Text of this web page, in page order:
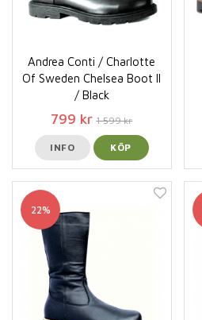
Andrea Conti / Charlotte
Of Sweden Chelsea Boot ll
/ Black
799 kr 1 599 kr
INFO KÖP
22%